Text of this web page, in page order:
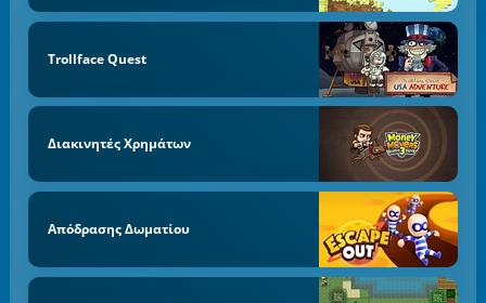
Trollface Quest
Διακινητές Χρημάτων
Απόδρασης Δωματίου